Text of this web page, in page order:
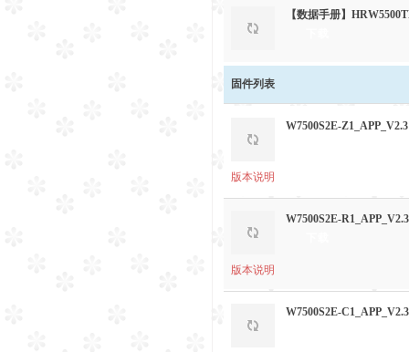
【数据手册】
固件列表
W7500S2E-Z1_APP_V2.3
版本说明
W7500S2E-R1_APP_V2.3
版本说明
W7500S2E-C1_APP_V2.3